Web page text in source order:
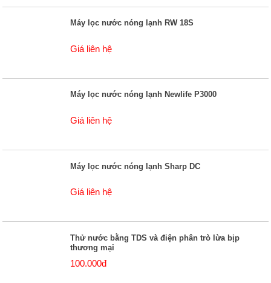
Máy lọc nước nóng lạnh RW 18S
Giá liên hệ
Máy lọc nước nóng lạnh Newlife P3000
Giá liên hệ
Máy lọc nước nóng lạnh Sharp DC
Giá liên hệ
Thử nước bằng TDS và điện phân trò lừa bịp
thương mại
100.000đ